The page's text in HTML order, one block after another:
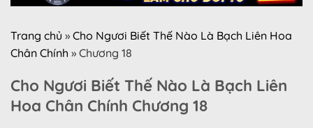
Trang chủ » Cho Ngươi Biết Thế Nào Là Bạch Liên Hoa
Chân Chính » Chương 18
Cho Ngươi Biết Thế Nào Là Bạch Liên
Hoa Chân Chính Chương 18